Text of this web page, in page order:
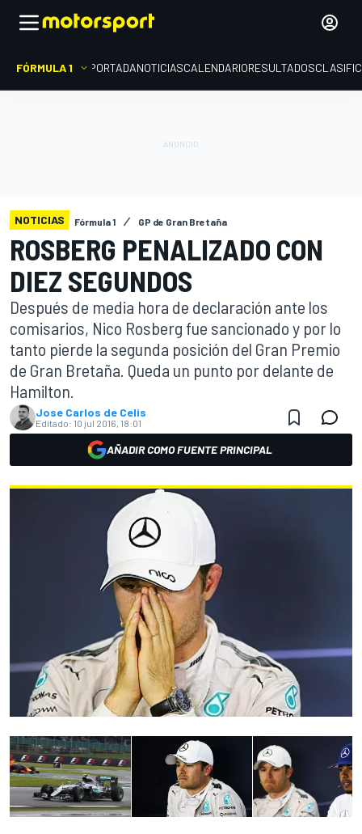
FÓRMULA 1 PORTADANOTICIASCALENDARIORESULTADOS
NOTICIAS Fórmula 1 GP de Gran Bretaña
ROSBERG PENALIZADO CON
DIEZ SEGUNDOS
Después de media hora de declaración ante los
comisarios, Nico Rosberg fue sancionado y por lo
tanto pierde la segunda posición del Gran Premio
de Gran Bretaña. Queda un punto por delante de
Hamilton.
Jose Carlos de Celis
Editado: 10 jul 2016, 18:01
AÑADIR COMO FUENTE PRINCIPAL